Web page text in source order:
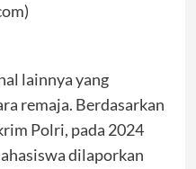
lainnya yang
remaja. Berdasarkan
Polri, pada 2024
dilaporkan